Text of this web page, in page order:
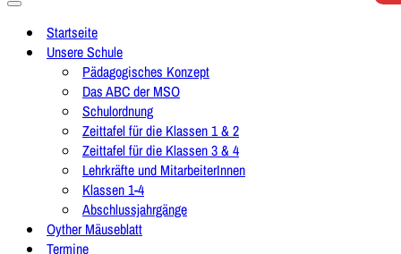
Navigationsmenü
Startseite
Unsere Schule
Pädagogisches Konzept
Das ABC der MSO
Schulordnung
Zeittafel für die Klassen 1 & 2
Zeittafel für die Klassen 3 & 4
Lehrkräfte und MitarbeiterInnen
Klassen 1-4
Abschlussjahrgänge
Oyther Mäuseblatt
Termine